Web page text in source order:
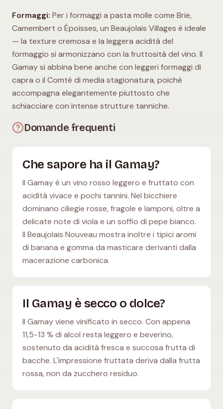
Formaggi: Per i formaggi a pasta molle come Brie,
Camembert o Époisses, un Beaujolais Villages è ideale
— la texture cremosa e la leggera acidità del
formaggio si armonizzano con la fruttosità del vino. Il
Gamay si abbina bene anche con leggeri formaggi di
capra o il Comté di media stagionatura, poiché
accompagna elegantemente piuttosto che
schiacciare con intense strutture tanniche.
Domande frequenti
Che sapore ha il Gamay?
Il Gamay è un vino rosso leggero e fruttato con
acidità vivace e pochi tannini. Nel bicchiere
dominano ciliegie rosse, fragole e lamponi, oltre a
delicate note di viola e un soffio di pepe bianco.
Il Beaujolais Nouveau mostra inoltre i tipici aromi
di banana e gomma da masticare derivanti dalla
macerazione carbonica.
Il Gamay è secco o dolce?
Il Gamay viene vinificato in secco. Con appena
11,5-13 % di alcol resta leggero e beverino,
sostenuto da acidità fresca e succosa frutta di
bacche. L'impressione fruttata deriva dalla frutta
rossa, non da zucchero residuo.